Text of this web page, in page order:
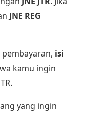
JNE REG
isi
kamu ingin
yang ingin